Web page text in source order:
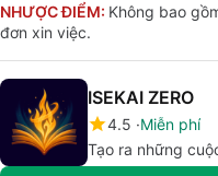
NHƯỢC ĐIỂM: Không bao
đơn xin việc.
ISEKAI ZERO
4.5 Miễn phí
Tạo ra những